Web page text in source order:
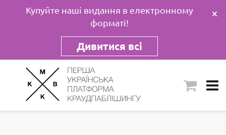
Купуйте наші видання в електронному
форматі!
Дивитися всі
×